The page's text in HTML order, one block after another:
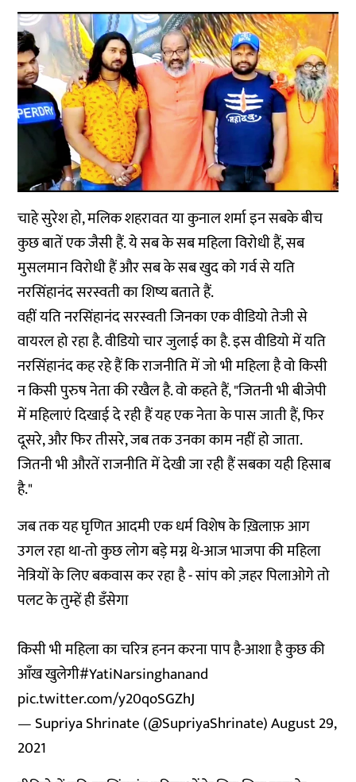
चाहे सुरेश हो, मलिक शहरावत या कुनाल शर्मा इन सबके बीच
कुछ बातें एक जैसी हैं. ये सब के सब महिला विरोधी हैं, सब
मुसलमान विरोधी हैं और सब के सब खुद को गर्व से यति
नरसिंहानंद सरस्वती का शिष्य बताते हैं.
वहीं यति नरसिंहानंद सरस्वती जिनका एक वीडियो तेजी से
वायरल हो रहा है. वीडियो चार जुलाई का है. इस वीडियो में यति
नरसिंहानंद कह रहे हैं कि राजनीति में जो भी महिला है वो किसी
न किसी पुरुष नेता की रखैल है. वो कहते हैं, "जितनी भी बीजेपी
में महिलाएं दिखाई दे रही हैं यह एक नेता के पास जाती हैं, फिर
दूसरे, और फिर तीसरे, जब तक उनका काम नहीं हो जाता.
जितनी भी औरतें राजनीति में देखी जा रही हैं सबका यही हिसाब
है."
जब तक यह घृणित आदमी एक धर्म विशेष के ख़िलाफ़ आग
उगल रहा था-तो कुछ लोग बड़े मग्न थे-आज भाजपा की महिला
नेत्रियों के लिए बकवास कर रहा है - सांप को ज़हर पिलाओगे तो
पलट के तुम्हें ही डँसेगा
किसी भी महिला का चरित्र हनन करना पाप है-आशा है कुछ की
आँख खुलेगी#YatiNarsinghanand
pic.twitter.com/y20qoSGZhJ
— Supriya Shrinate (@SupriyaShrinate)August 29,
2021